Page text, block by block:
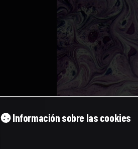
Información sobre las cookies